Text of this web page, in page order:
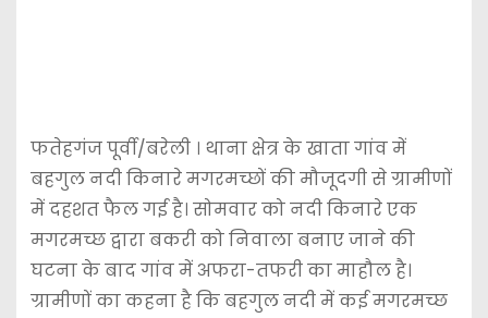
फतेहगंज पूर्वी/बरेली । थाना क्षेत्र के खाता गांव में
बहगुल नदी किनारे मगरमच्छों की मौजूदगी से ग्रामीणों
में दहशत फैल गई है। सोमवार को नदी किनारे एक
मगरमच्छ द्वारा बकरी को निवाला बनाए जाने की
घटना के बाद गांव में अफरा-तफरी का माहौल है।
ग्रामीणों का कहना है कि बहगुल नदी में कई मगरमच्छ